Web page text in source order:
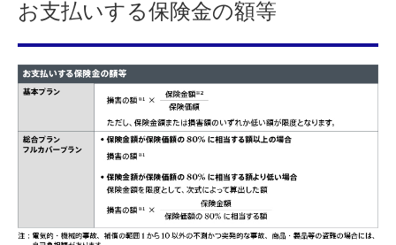
お支払いする保険金の額等